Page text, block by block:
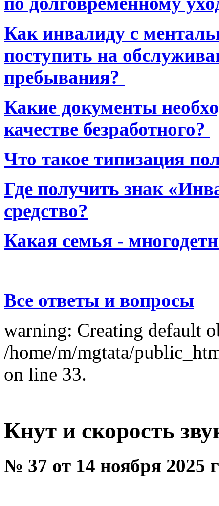
Как инвалиду с
поступить на
пребывания?
Какие документы
качестве безработного?
Что такое типизация
Где получить знак
средство?
Какая семья -
Все ответы и вопросы
warning: Creating default
/home/m/mgtata/
on line 33.
Кнут и скорость
№ 37 от 14 ноября 2025